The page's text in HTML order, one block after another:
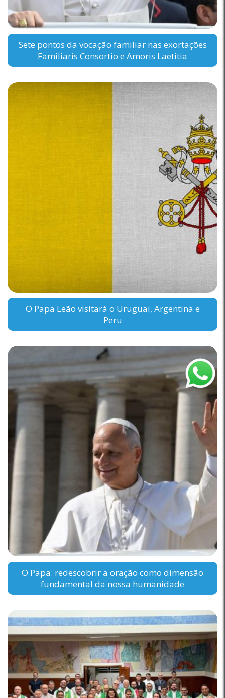
Sete pontos da vocação familiar nas exortações
Familiaris Consortio e Amoris Laetitia
O Papa Leão visitará o Uruguai, Argentina e
Peru
O Papa: redescobrir a oração como dimensão
fundamental da nossa humanidade